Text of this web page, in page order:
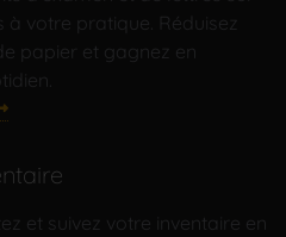
à votre pratique. Réduisez
papier et gagnez en
et suivez votre inventaire en